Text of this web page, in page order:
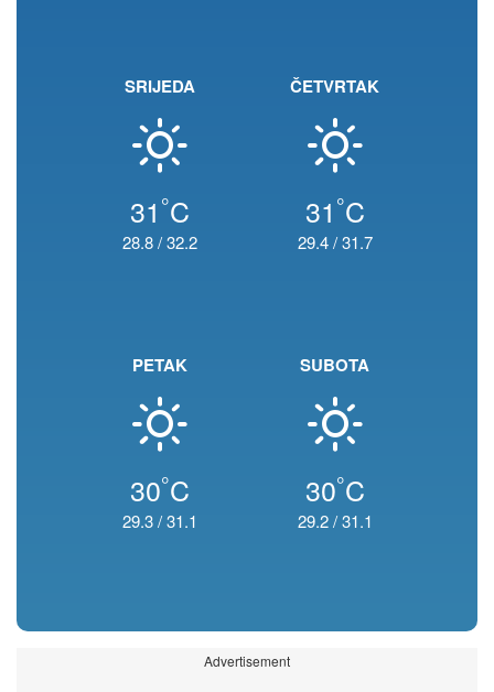
SRIJEDA
31 °C
28.8/32.2
ČETVRTAK
31 °C
29.4/31.7
PETAK
30°C
29.3/31.1
SUBOTA
30°C
29.2/31.1
Advertisement